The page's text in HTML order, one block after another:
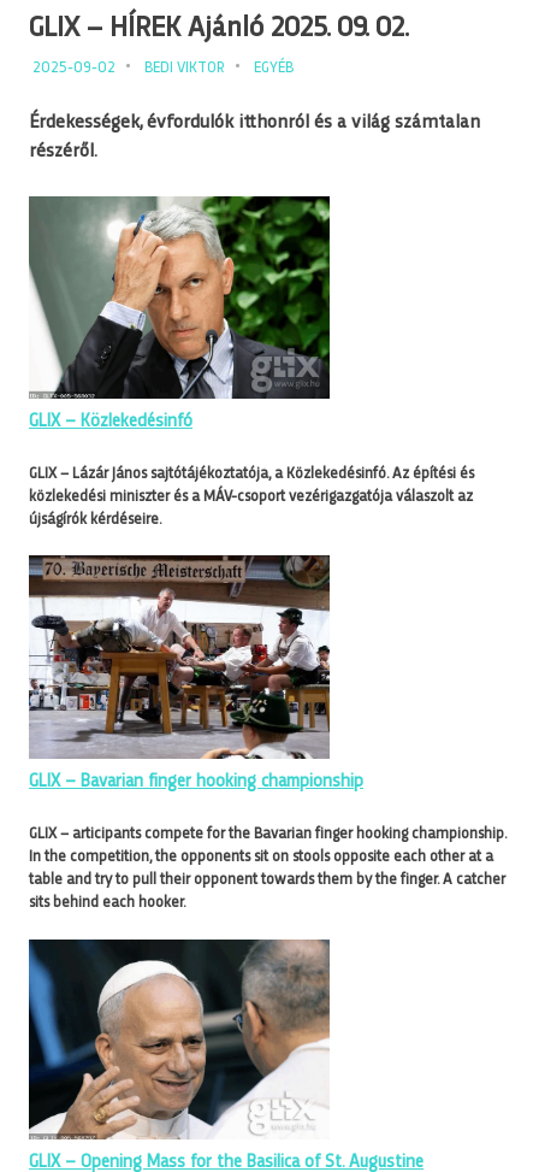
GLIX – HÍREK Ajánló 2025. 09. 02.
2025-09-02 BEDI VIKTOR EGYÉB
Érdekességek, évfordulók itthonról és a világ számtalan
részéről.
GLIX – Közlekedésinfó
GLIX – Lázár János sajtótájékoztatója, a Közlekedésinfó. Az építési és
közlekedési miniszter és a MÁV-csoport vezérigazgatója válaszolt az
újságírók kérdéseire.
GLIX – Bavarian finger hooking championship
GLIX – articipants compete for the Bavarian finger hooking championship.
In the competition, the opponents sit on stools opposite each other at a
table and try to pull their opponent towards them by the finger. A catcher
sits behind each hooker.
GLIX – Opening Mass for the Basilica of St. Augustine